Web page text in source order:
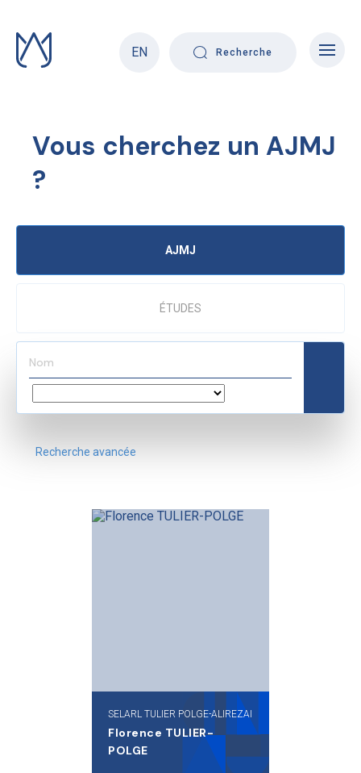
content
EN
Recherche
Vous cherchez un AJMJ
?
AJMJ
ÉTUDES
Recherche avancée
SELARL TULIER POLGE-ALIREZAI
Florence TULIER-
POLGE